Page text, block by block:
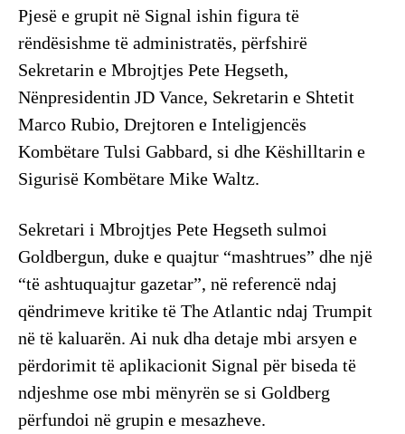
Pjesë e grupit në Signal ishin figura të
rëndësishme të administratës, përfshirë
Sekretarin e Mbrojtjes Pete Hegseth,
Nënpresidentin JD Vance, Sekretarin e Shtetit
Marco Rubio, Drejtoren e Inteligjencës
Kombëtare Tulsi Gabbard, si dhe Këshilltarin e
Sigurisë Kombëtare Mike Waltz.
Sekretari i Mbrojtjes Pete Hegseth sulmoi
Goldbergun, duke e quajtur “mashtrues” dhe një
“të ashtuquajtur gazetar”, në referencë ndaj
qëndrimeve kritike të The Atlantic ndaj Trumpit
në të kaluarën. Ai nuk dha detaje mbi arsyen e
përdorimit të aplikacionit Signal për biseda të
ndjeshme ose mbi mënyrën se si Goldberg
përfundoi në grupin e mesazheve.